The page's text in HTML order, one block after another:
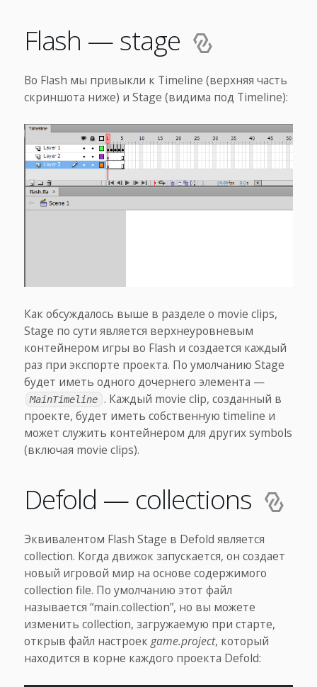
Flash — stage
Во Flash мы привыкли к Timeline (верхняя часть
скриншота ниже) и Stage (видима под Timeline):
Как обсуждалось выше в разделе о movie clips,
Stage по сути является верхнеуровневым
контейнером игры во Flash и создается каждый
раз при экспорте проекта. По умолчанию Stage
будет иметь одного дочернего элемента —
MainTimeline . Каждый movie clip, созданный в
проекте, будет иметь собственную timeline и
может служить контейнером для других symbols
(включая movie clips).
Defold — collections
Эквивалентом Flash Stage в Defold является
collection. Когда движок запускается, он создает
новый игровой мир на основе содержимого
collection file. По умолчанию этот файл
называется “main.collection”, но вы можете
изменить collection, загружаемую при старте,
открыв файл настроек game.project, который
находится в корне каждого проекта Defold: